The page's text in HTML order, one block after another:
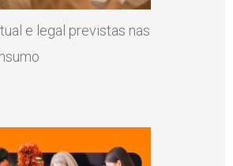
e legal previstas nas